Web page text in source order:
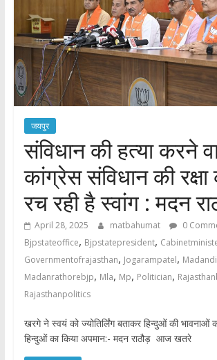
जयपुर
संविधान की हत्या करने
कांग्रेस संविधान की
रच रही है स्वांग : मदन
April 28, 2025 matbahumat 0
Bjpstateoffice, Bjpstatepresident,
Governmentofrajasthan, Jogarampatel,
Madanrathorebjp, Mla, Mp, Politician,
Rajasthanpolitics
खरगे ने स्वयं को ज्योतिर्लिंग बताकर हिन्दुओं की भावनाओं
हिन्दुओं का किया अपमान:- मदन राठौड़ आज खतरे